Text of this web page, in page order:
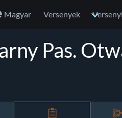
Magyar Versenyek
Pas.